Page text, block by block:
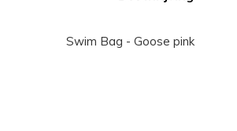
Swim Bag - Goose pink